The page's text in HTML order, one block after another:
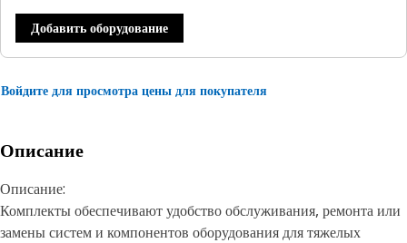
Добавить оборудование
Войдите для просмотра цены для покупателя
Описание
Описание:
Комплекты обеспечивают удобство обслуживания, ремонта или
замены систем и компонентов оборудования для тяжелых